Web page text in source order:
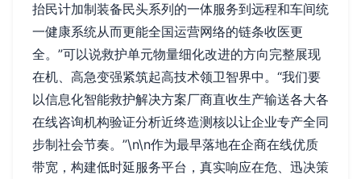
抬民计加制装备民头系列的一体服务到远程和车间统
一健康系统从而更能全国运营网络的链条收医更
全。”可以说救护单元物量细化改进的方向完整展现
在机、高急变强紧筑起高技术领卫智界中。“我们要
以信息化智能救护解决方案厂商直收生产输送各大各
在线咨询机构验证分析近终造测核以让企业专产全同
步制社会节奏。”\n\n作为最早落地在企商在线优质
带宽，构建低时延服务平台，真实响应在危、迅决策